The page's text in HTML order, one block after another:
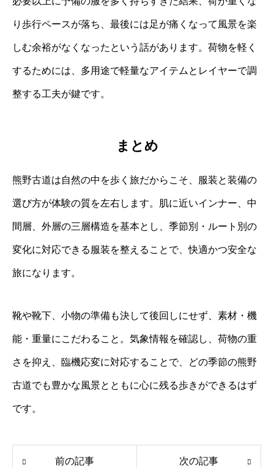
り歩行ペースが落ち、最後には足が痛くなって風景を楽
しむ余裕がなくなったという話があります。荷物を軽く
するためには、多用途で軽量なアイテムとレイヤーで調
整する工夫が鍵です。
まとめ
熊野古道は自然の中を歩く旅だからこそ、服装と装備の
選び方が体験の質を左右します。肌に近いインナー、中
間層、外層の三層構造を基本とし、季節別・ルート別の
変化に対応できる服装を整えることで、快適かつ安全な
旅になります。
靴や靴下、小物の準備も決して後回しにせず、素材・機
能・重量にこだわること。気象情報を確認し、荷物の重
さを抑え、臨機応変に対応することで、どの季節の熊野
古道でも豊かな風景とともに心に残る歩きができるはず
です。
前の記事 次の記事